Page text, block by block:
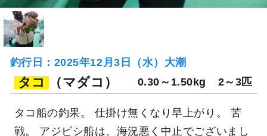
釣行日：2025年12月3日（水）大潮
タコ （マダコ） 0.30～1.50kg 2～3匹
タコ船の釣果。 仕掛け無くなり早上がり。 苦
戦。 アジビシ船は、海況悪く中止でございまし